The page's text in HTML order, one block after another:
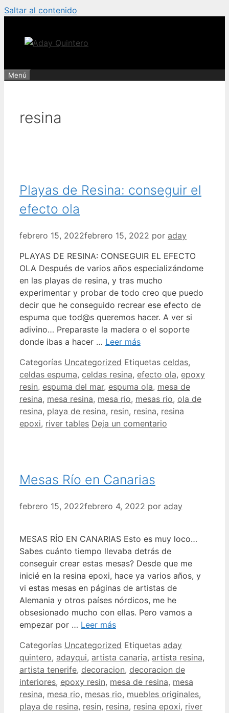
Saltar al contenido
Menú
resina
Playas de Resina: conseguir el
efecto ola
febrero 15, 2022febrero 15, 2022 por aday
PLAYAS DE RESINA: CONSEGUIR EL EFECTO
OLA Después de varios años especializándome
en las playas de resina, y tras mucho
experimentar y probar de todo creo que puedo
decir que he conseguido recrear ese efecto de
espuma que tod@s queremos hacer. A ver si
adivino… Preparaste la madera o el soporte
donde ibas a hacer … Leer más
Categorías Uncategorized Etiquetas celdas,
celdas espuma, celdas resina, efecto ola, epoxy
resin, espuma del mar, espuma ola, mesa de
resina, mesa resina, mesa rio, mesas rio, ola de
resina, playa de resina, resin, resina, resina
epoxi, river tables Deja un comentario
Mesas Río en Canarias
febrero 15, 2022febrero 4, 2022 por aday
MESAS RÍO EN CANARIAS Esto es muy loco…
Sabes cuánto tiempo llevaba detrás de
conseguir crear estas mesas? Desde que me
inicié en la resina epoxi, hace ya varios años, y
vi estas mesas en páginas de artistas de
Alemania y otros países nórdicos, me he
obsesionado mucho con ellas. Pero vamos a
empezar por … Leer más
Categorías Uncategorized Etiquetas aday
quintero, adayqui, artista canaria, artista resina,
artista tenerife, decoracion, decoracion de
interiores, epoxy resin, mesa de resina, mesa
resina, mesa rio, mesas rio, muebles originales,
playa de resina, resin, resina, resina epoxi, river